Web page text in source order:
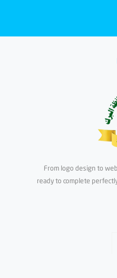
From logo design to
ready to complete